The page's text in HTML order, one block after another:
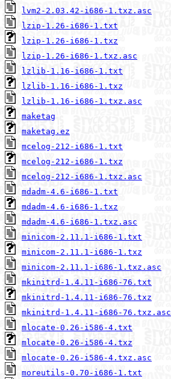
lvm2-2.03.42-i686-1.txz.asc
lzip-1.26-i686-1.txt
lzip-1.26-i686-1.txz
lzip-1.26-i686-1.txz.asc
lzlib-1.16-i686-1.txt
lzlib-1.16-i686-1.txz
lzlib-1.16-i686-1.txz.asc
maketag
maketag.ez
mcelog-212-i686-1.txt
mcelog-212-i686-1.txz
mcelog-212-i686-1.txz.asc
mdadm-4.6-i686-1.txt
mdadm-4.6-i686-1.txz
mdadm-4.6-i686-1.txz.asc
minicom-2.11.1-i686-1.txt
minicom-2.11.1-i686-1.txz
minicom-2.11.1-i686-1.txz.asc
mkinitrd-1.4.11-i686-76.txt
mkinitrd-1.4.11-i686-76.txz
mkinitrd-1.4.11-i686-76.txz.asc
mlocate-0.26-i586-4.txt
mlocate-0.26-i586-4.txz
mlocate-0.26-i586-4.txz.asc
moreutils-0.70-i686-1.txt